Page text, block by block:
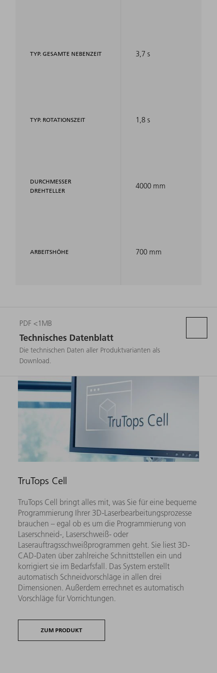
TYP. GESAMTE NEBENZEIT
TYP. ROTATIONSZEIT
DURCHMESSER
DREHTELLER
ARBEITSHÖHE
3,7 s
1,8 s
4000 mm
700 mm
PDF <1MB
Technisches Datenblatt
Die technischen Daten aller Produktvarianten als
Download.
TruTops Cell
TruTops Cell bringt alles mit, was Sie für eine bequeme
Programmierung Ihrer 3D-Laserbearbeitungsprozesse
brauchen – egal ob es um die Programmierung von
Laserschneid-, Laserschweiß- oder
Laserauftragsschweißprogrammen geht. Sie liest 3D-
CAD-Daten über zahlreiche Schnittstellen ein und
korrigiert sie im Bedarfsfall. Das System erstellt
automatisch Schneidvorschläge in allen drei
Dimensionen. Außerdem errechnet es automatisch
Vorschläge für Vorrichtungen.
ZUM PRODUKT